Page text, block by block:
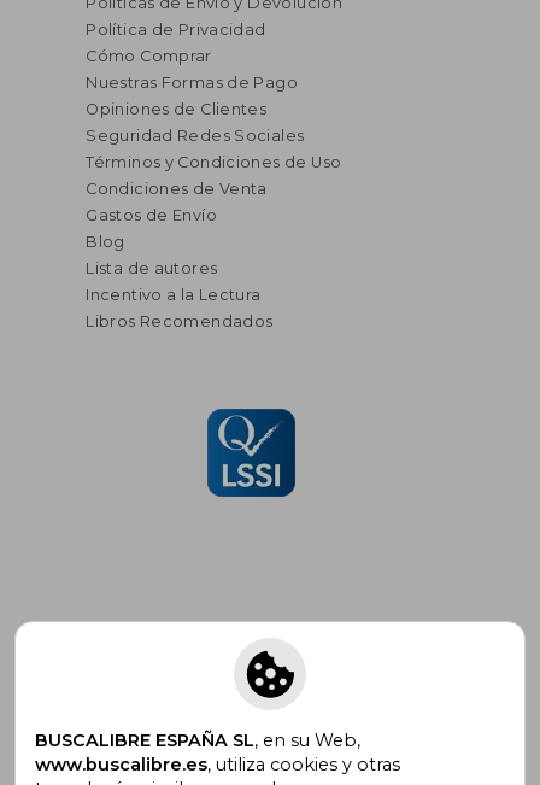
Política de Privacidad
Cómo Comprar
Nuestras Formas de Pago
Opiniones de Clientes
Seguridad Redes Sociales
Términos y Condiciones de Uso
Condiciones de Venta
Gastos de Envío
Blog
Lista de autores
Incentivo a la Lectura
Libros Recomendados
Suscríbete para recibir ofertas y
promociones
BUSCALIBRE ESPAÑA SL, en su Web,
www.buscalibre.es, utiliza cookies y otras